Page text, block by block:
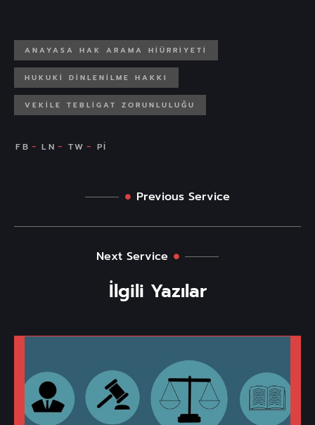
ANAYASA HAK ARAMA HIÜRRIYETI
HUKUKI DINLENILME HAKKI
VEKILE TEBLIGAT ZORUNLULUĞU
Previous Service
Next Service
İlgili Yazılar